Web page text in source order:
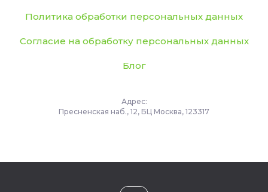
Политика обработки персональных данных
Согласие на обработку персональных данных
Блог
Адрес:
Пресненская наб., 12, БЦ Москва, 123317